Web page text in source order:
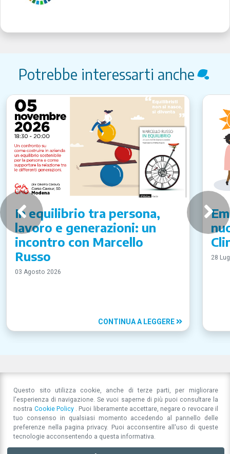
Potrebbe interessarti anche
In equilibrio tra persona,
lavoro e generazioni: un
incontro con Marcello
Russo
03 Agosto 2026
CONTINUA A LEGGERE
28
Questo sito utilizza cookie, anche di terze parti, per migliorare
l'esperienza di navigazione. Se vuoi saperne di più puoi consultare la
nostra Cookie Policy
. Puoi liberamente accettare, negare o revocare il
tuo consenso in qualsiasi momento accedendo al pannello delle
preferenze nella pagina privacy. Puoi acconsentire all'uso di queste
tecnologie acconsentendo a questa informativa.